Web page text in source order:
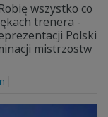
wszystko co
trenera -
Polski
mistrzostw